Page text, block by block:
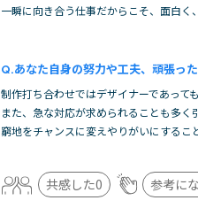
一瞬に向き合う仕事だからこそ、面白く
あなた自身の努力や工夫、頑張っ
制作打ち合わせではデザイナーであって
また、急な対応が求められることも多
窮地をチャンスに変えやりがいにするこ
共感した0 参考に